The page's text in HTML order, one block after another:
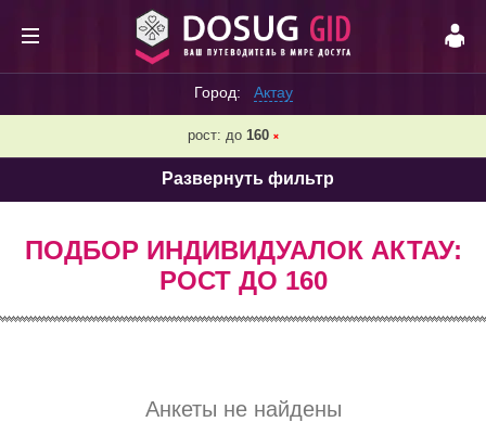
Город: Актау
рост: до 160 ❌
Развернуть фильтр
ПОДБОР ИНДИВИДУАЛОК АКТАУ:
РОСТ ДО 160
Анкеты не найдены